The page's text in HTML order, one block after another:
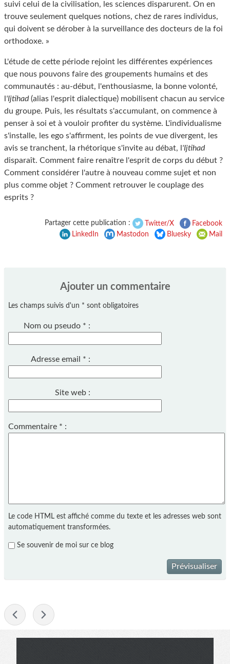
suivi celui de la civilisation, les sciences disparurent. On en
trouve seulement quelques notions, chez de rares individus,
qui doivent se dérober à la surveillance des docteurs de la foi
orthodoxe. »
L'étude de cette période rejoint les différentes expériences
que nous pouvons faire des groupements humains et des
communautés : au-début, l'enthousiasme, la bonne volonté,
'Ijtihad(alias l'esprit dialectique) mobilisent chacun au service
du groupe. Puis, les résultats s'accumulant, on commence à
penser à soi et à vouloir profiter du système. L'individualisme
s'installe, les ego s'affirment, les points de vue divergent, les
avis se tranchent, la rhétorique s'invite au débat, l 'Ijtihad
disparaît. Comment faire renaître l'esprit de corps du début ?
Comment considérer l'autre à nouveau comme sujet et non
plus comme objet ? Comment retrouver le couplage des
esprits ?
Partager cette publication : Twitter/X
Facebook
LinkedIn
Mastodon Bluesky Mail
Ajouter un commentaire
Les champs suivis d'un * sont obligatoires
Nom ou pseudo * :
Adresse email * :
Site web :
Commentaire * :
Le code HTML est affiché comme du texte et les adresses web sont
automatiquement transformées.
Se souvenir de moi sur ce blog
Prévisualiser